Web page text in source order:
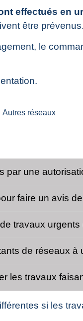
effectués en
être
le
Autres réseaux
par une
faire un avis
travaux urgents
de réseaux à
les travaux
si les